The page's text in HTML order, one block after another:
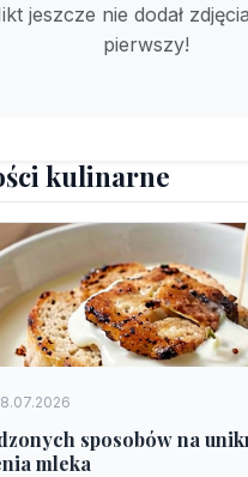
jeszcze nie dodał
pierwszy!
kulinarne
sposobów na
mleka